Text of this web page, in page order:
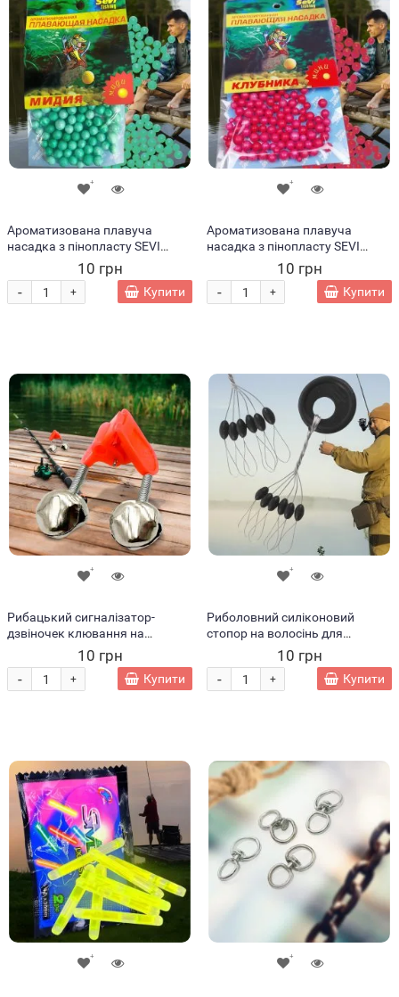
Ароматизована плавуча
насадка з пінопласту SEVI
10 грн
+
- Купити
Ароматизована плавуча
насадка з пінопласту SEVI
fishing Полуниця10 грн
+
- Купити
Рибацький сигналізатор-
дзвіночек клювання на
прищепці Червоний
10 грн
+
- Купити
Риболовний силіконовий
стопор на волосінь для
риболовлі, форма «Оливка» 3
шт L
10 грн
+
- Купити